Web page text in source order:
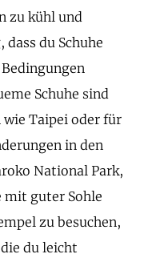
zu kühl und
du Schuhe
Schuhe sind
Taipei oder für
in den
National Park,
mit guter Sohle
zu besuchen,
du leicht